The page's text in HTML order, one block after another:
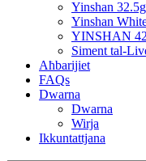
Yinshan
Yinshan
YINSHAN
Siment tal-
Aħbarijiet
FAQs
Dwarna
Dwarna
Wirja
Ikkuntattjana